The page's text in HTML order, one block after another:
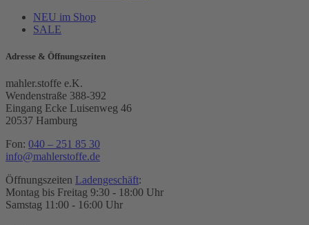
NEU im Shop
SALE
Adresse & Öffnungszeiten
mahler.stoffe e.K.
Wendenstraße 388-392
Eingang Ecke Luisenweg 46
20537 Hamburg
Fon: 040 – 251 85 30
info@mahlerstoffe.de
Öffnungszeiten Ladengeschäft:
Montag bis Freitag 9:30 - 18:00 Uhr
Samstag 11:00 - 16:00 Uhr